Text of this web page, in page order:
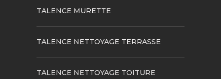
TALENCE MURETTE
TALENCE NETTOYAGE TERRASSE
TALENCE NETTOYAGE TOITURE